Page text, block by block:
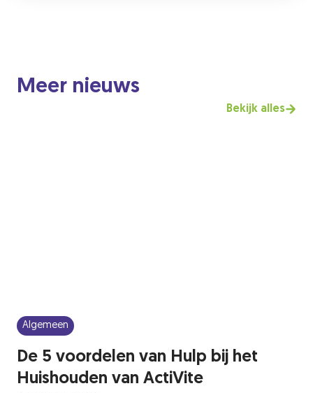
Meer nieuws
Bekijk alles
Algemeen
De 5 voordelen van Hulp bij het
Huishouden van ActiVite